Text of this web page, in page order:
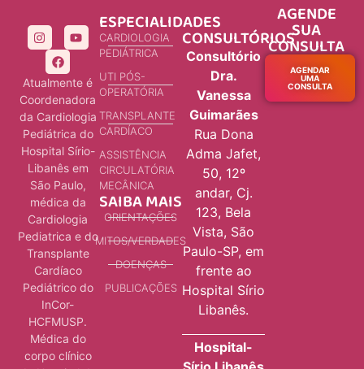
Atualmente é
Coordenadora
da Cardiologia
Pediátrica do
Hospital Sírio-
Libanês em
São Paulo,
médica da
Cardiologia
Pediatrica e do
Transplante
Cardíaco
Pediátrico do
InCor-
HCFMUSP.
Médica do
corpo clínico
ESPECIALIDADES
CARDIOLOGIA
PEDIÁTRICA
UTI PÓS-
OPERATÓRIA
TRANSPLANTE
CARDÍACO
ASSISTÊNCIA
CIRCULATÓRIA
MECÂNICA
SAIBA MAIS
ORIENTAÇÕES
MITOS/VERDADES
DOENÇAS
PUBLICAÇÕES
CONSULTÓRIOS
Consultório
Dra.
Vanessa
Guimarães
Rua Dona
Adma Jafet,
50, 12º
andar, Cj.
123, Bela
Vista, São
Paulo-SP, em
frente ao
Hospital Sírio
Libanês.
Hospital-
AGENDE
SUA
CONSULTA
AGENDAR
UMA
CONSULTA